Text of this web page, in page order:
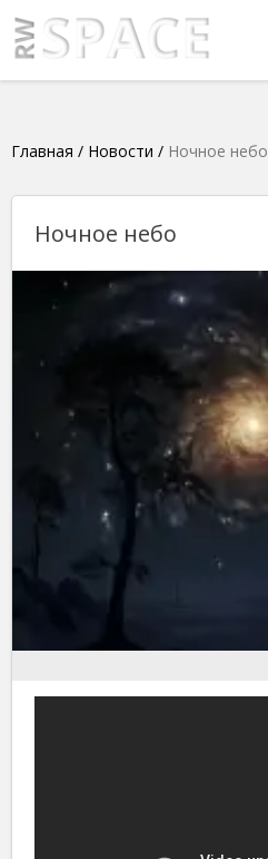
Главная / Новости / Ночное небо
Ночное небо